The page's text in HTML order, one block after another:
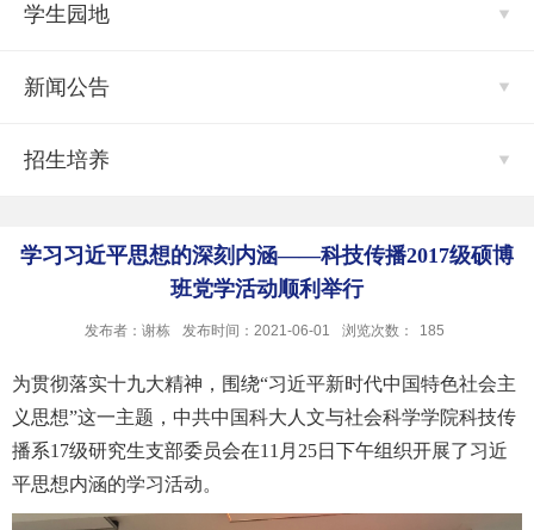
学生园地
新闻公告
招生培养
学习习近平思想的深刻内涵——科技传播2017级硕博
班党学活动顺利举行
发布者：谢栋 发布时间：2021-06-01 浏览次数： 185
为贯彻落实十九大精神，围绕“习近平新时代中国特色社会主
义思想”这一主题，中共中国科大人文与社会科学学院科技传
播系17级研究生支部委员会在11月25日下午组织开展了习近
平思想内涵的学习活动。